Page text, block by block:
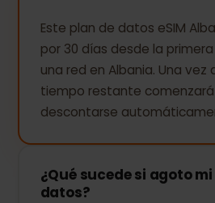
Este plan de datos eSIM
por 30 días desde la
una red en Albania. Una vez
tiempo restante
descontarse
¿Qué sucede si agoto
datos?